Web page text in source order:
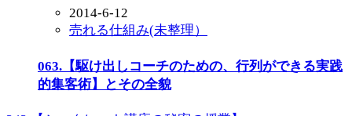
2014-6-12
売れる仕組み(未整理）
063.【駆け出しコーチのための、行列ができる実践
的集客術】とその全貌